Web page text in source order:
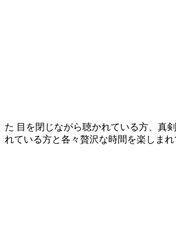
た 目を閉じながら聴かれている方、真
れている方と各々贅沢な時間を楽しま